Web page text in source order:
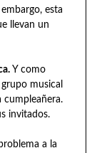
esta
llevan un
Y como
musical
cumpleañera.
invitados.
a la